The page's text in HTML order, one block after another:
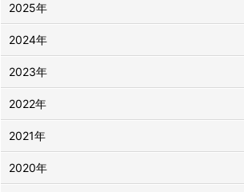
2025年
2024年
2023年
2022年
2021年
2020年